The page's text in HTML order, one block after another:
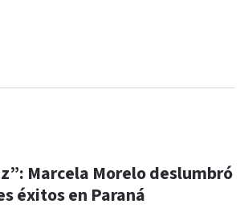
Marcela Morelo deslumbró
éxitos en Paraná